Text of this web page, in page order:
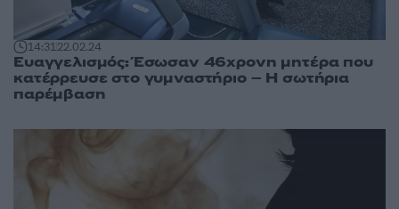
14:3122.02.24
Ευαγγελισμός: Έσωσαν 46χρονη μητέρα που
κατέρρευσε στο γυμναστήριο – Η σωτήρια
παρέμβαση